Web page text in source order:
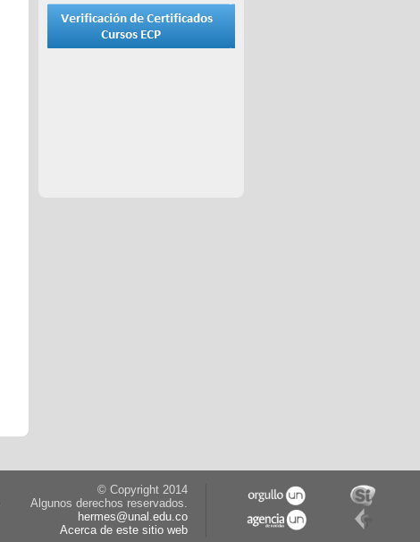
© Copyright 2014
Algunos derechos reservados.
hermes@unal.edu.co
Acerca de este sitio web